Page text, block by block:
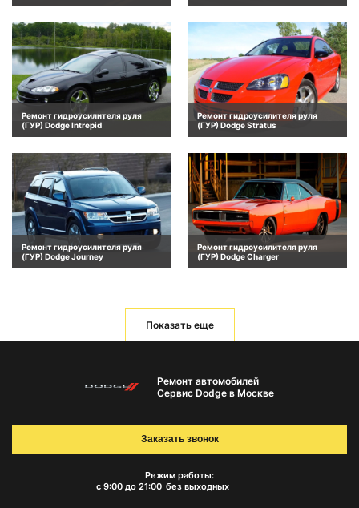
Ремонт гидроусилителя руля
(ГУР) Dodge Intrepid
Ремонт гидроусилителя руля
(ГУР) Dodge Stratus
Ремонт гидроусилителя руля
(ГУР) Dodge Journey
Ремонт гидроусилителя руля
(ГУР) Dodge Charger
Показать еще
Ремонт автомобилей
Сервис Dodge в Москве
Режим работы:
с 9:00 до 21:00 без выходных
Заказать звонок